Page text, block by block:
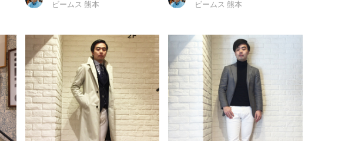
ビームス 熊本 ビームス 熊本